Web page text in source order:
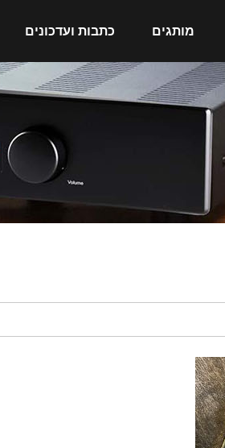
מותגים כתבות ועדכונים